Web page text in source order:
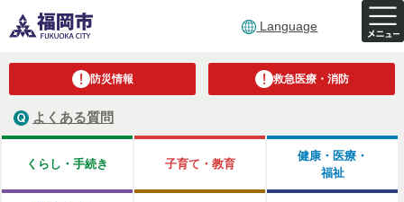
Language
防災情報 救急医療・消防
よくある質問
くらし・手続き 子育て・教育
健康・医療・
福祉